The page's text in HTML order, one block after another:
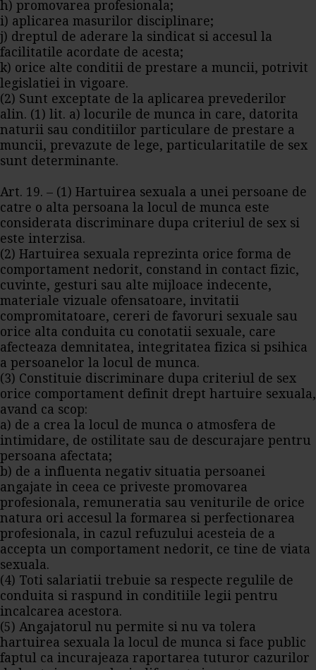
h) promovarea profesionala;
i) aplicarea masurilor disciplinare;
j) dreptul de aderare la sindicat si accesul la
facilitatile acordate de acesta;
k) orice alte conditii de prestare a muncii, potrivit
legislatiei in vigoare.
(2) Sunt exceptate de la aplicarea prevederilor
alin. (1) lit. a) locurile de munca in care, datorita
naturii sau conditiilor particulare de prestare a
muncii, prevazute de lege, particularitatile de sex
sunt determinante.
Art. 19. – (1) Hartuirea sexuala a unei persoane de
catre o alta persoana la locul de munca este
considerata discriminare dupa criteriul de sex si
este interzisa.
(2) Hartuirea sexuala reprezinta orice forma de
comportament nedorit, constand in contact fizic,
cuvinte, gesturi sau alte mijloace indecente,
materiale vizuale ofensatoare, invitatii
compromitatoare, cereri de favoruri sexuale sau
orice alta conduita cu conotatii sexuale, care
afecteaza demnitatea, integritatea fizica si psihica
a persoanelor la locul de munca.
(3) Constituie discriminare dupa criteriul de sex
orice comportament definit drept hartuire sexuala,
avand ca scop:
a) de a crea la locul de munca o atmosfera de
intimidare, de ostilitate sau de descurajare pentru
persoana afectata;
b) de a influenta negativ situatia persoanei
angajate in ceea ce priveste promovarea
profesionala, remuneratia sau veniturile de orice
natura ori accesul la formarea si perfectionarea
profesionala, in cazul refuzului acesteia de a
accepta un comportament nedorit, ce tine de viata
sexuala.
(4) Toti salariatii trebuie sa respecte regulile de
conduita si raspund in conditiile legii pentru
incalcarea acestora.
(5) Angajatorul nu permite si nu va tolera
hartuirea sexuala la locul de munca si face public
faptul ca incurajeaza raportarea tuturor cazurilor